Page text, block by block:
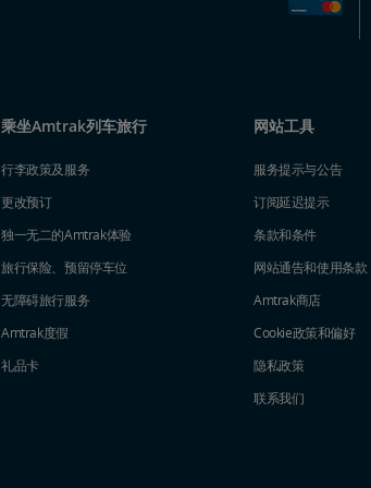
乘坐Amtrak列车旅行
行李政策及服务
更改预订
独一无二的Amtrak体验
旅行保险、预留停车位
无障碍旅行服务
Amtrak度假
礼品卡
网站工具
服务提示与公告
订阅延迟提示
条款和条件
网站通告和使用条款
Amtrak商店
Cookie政策和偏好
隐私政策
联系我们